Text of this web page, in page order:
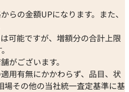
らの金額UPになります。また、
可能ですが、増額分の合計上限
がございます。
用有無にかかわらず、品目、状
場その他の当社統一査定基準に基